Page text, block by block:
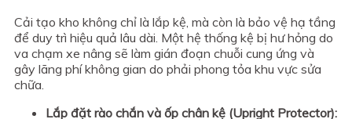
Cải tạo kho không chỉ là lắp kệ, mà còn là bảo vệ hạ tầng
để duy trì hiệu quả lâu dài. Một hệ thống kệ bị hư hỏng do
va chạm xe nâng sẽ làm gián đoạn chuỗi cung ứng và
gây lãng phí không gian do phải phong tỏa khu vực sửa
chữa.
Lắp đặt rào chắn và ốp chân kệ (Upright Protector):